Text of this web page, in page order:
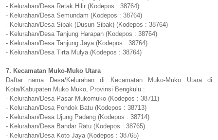
- Kelurahan/Desa Retak Hilir (Kodepos : 38764)
- Kelurahan/Desa Semundam (Kodepos : 38764)
- Kelurahan/Desa Sibak (Dusun Sibak) (Kodepos : 38764)
- Kelurahan/Desa Tanjung Harapan (Kodepos : 38764)
- Kelurahan/Desa Tanjung Jaya (Kodepos : 38764)
- Kelurahan/Desa Tirta Mulya (Kodepos : 38764)
7. Kecamatan Muko-Muko Utara
Daftar nama Desa/Kelurahan di Kecamatan Muko-Muko Utara di
Kota/Kabupaten Muko Muko, Provinsi Bengkulu :
- Kelurahan/Desa Pasar Mukomuko (Kodepos : 38711)
- Kelurahan/Desa Pondok Batu (Kodepos : 38713)
- Kelurahan/Desa Ujung Padang (Kodepos : 38714)
- Kelurahan/Desa Bandar Ratu (Kodepos : 38765)
- Kelurahan/Desa Koto Jaya (Kodepos : 38765)